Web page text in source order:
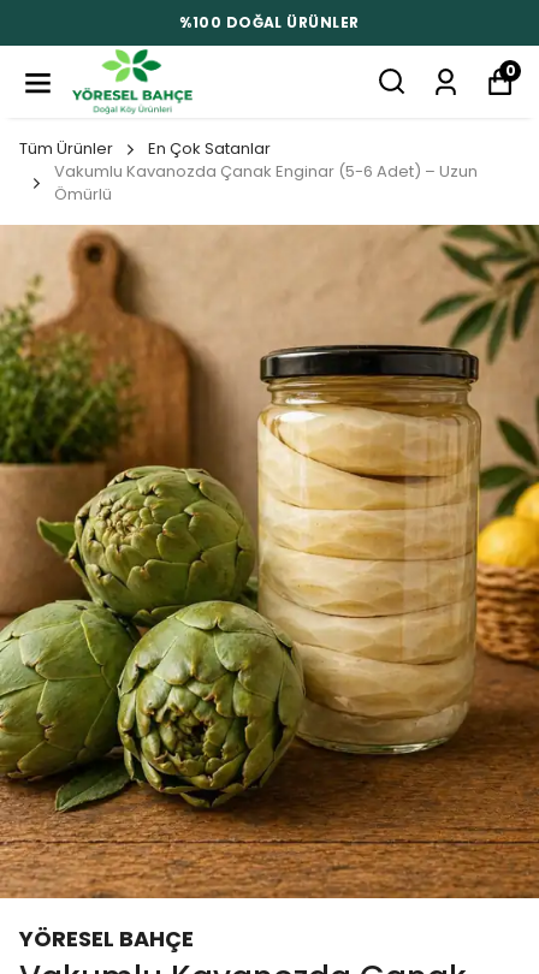
%100 DOĞAL ÜRÜNLER
0
Tüm Ürünler
En Çok Satanlar
Vakumlu Kavanozda Çanak Enginar (5-6 Adet) – Uzun
Ömürlü
YÖRESEL BAHÇE